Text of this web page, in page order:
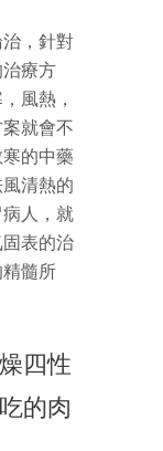
，針對
療方
風熱，
就會不
的中藥
清熱的
人，就
表的治
髓所
四性
的肉